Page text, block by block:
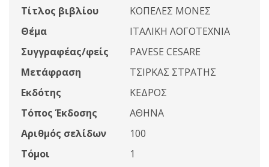
Τίτλος βιβλίου
ΚΟΠΕΛΕΣ ΜΟΝΕΣ
Θέμα
ΙΤΑΛΙΚΗ ΛΟΓΟΤΕΧΝΙΑ
Συγγραφέας/φείς
PAVESE CESARE
Μετάφραση
ΤΣΙΡΚΑΣ ΣΤΡΑΤΗΣ
Εκδότης
ΚΕΔΡΟΣ
Τόπος Έκδοσης
ΑΘΗΝΑ
Αριθμός σελίδων
100
Τόμοι
1